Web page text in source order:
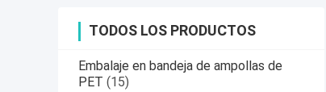
TODOS LOS PRODUCTOS
Embalaje en bandeja de ampollas de
PET (15)